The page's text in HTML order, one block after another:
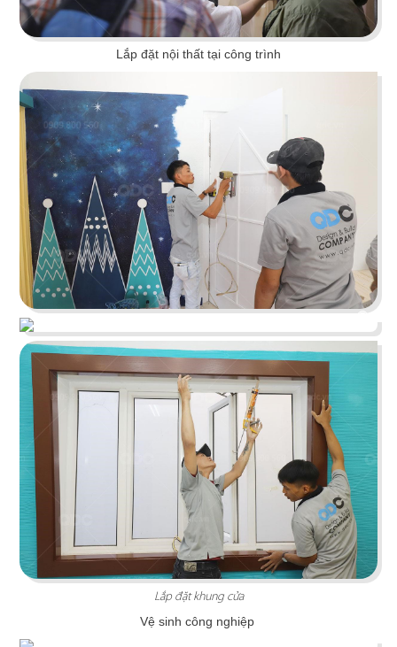
ELMICH
Không gian thiết kế được lấy cảm hứng từ căn
bếp gia đình, mang đến những trải nghiệm thú vị
cho khách hàng
Chi tiết
NỆM VẠN THÀNH
Phong cách thiết kế hiện đại được lấy cảm hứng
từ phòng ngủ gia đình mang đến những trải
nghiệm mua sắm thú vị.
Chi tiết
Lắp đặt nội thất tại công trình
Lắp đặt khung cửa
Vệ sinh công nghiệp